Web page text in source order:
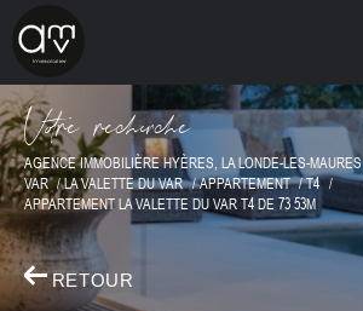
Vore recece
AGENCE IMMOBILIÈRE HYÈRES, LA LONDE-LES-MAURES
VAR
LA VALETTE DU VAR APPARTEMENT
T4
APPARTEMENT LA VALETTE DU VAR T4 DE 73 53M
RETOUR